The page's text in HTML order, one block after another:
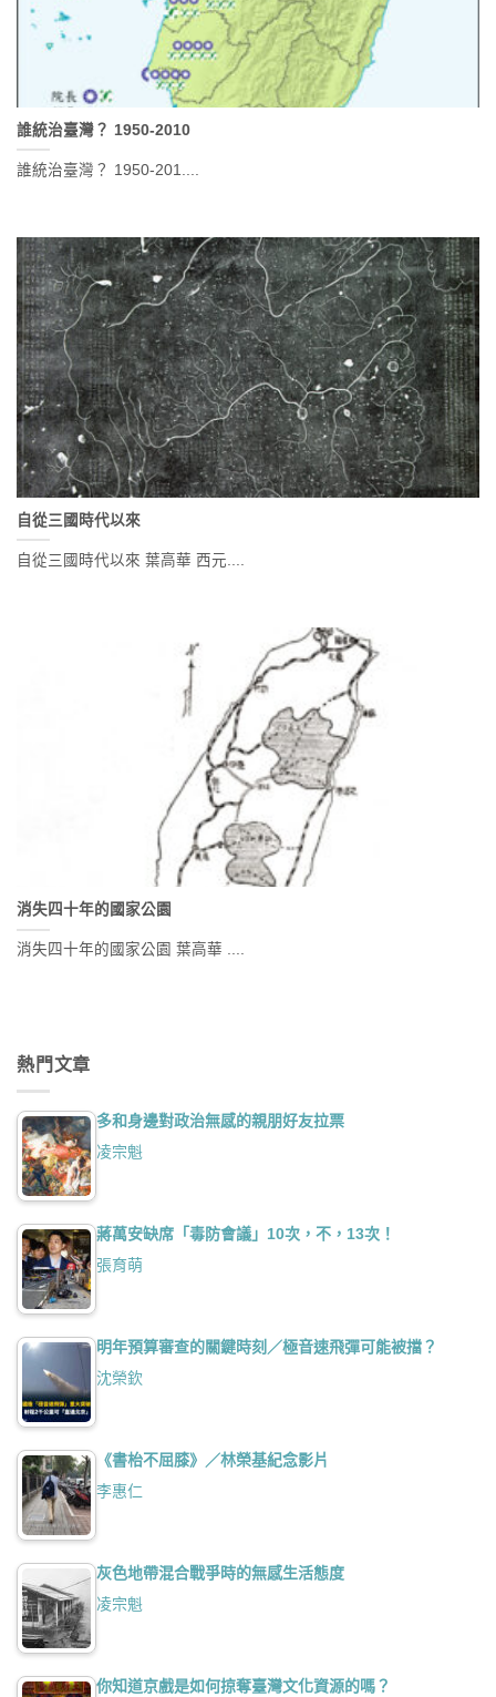
誰統治臺灣？ 1950-2010
誰統治臺灣？ 1950-201....
自從三國時代以來
自從三國時代以來 葉高華 西元....
消失四十年的國家公園
消失四十年的國家公園 葉高華 ....
熱門文章
多和身邊對政治無感的親朋好友拉票
凌宗魁
蔣萬安缺席「毒防會議」10次，不，13次！
張育萌
明年預算審查的關鍵時刻／極音速飛彈可能被擋？
沈榮欽
《書枱不屈膝》／林榮基紀念影片
李惠仁
灰色地帶混合戰爭時的無感生活態度
凌宗魁
你知道京戲是如何掠奪臺灣文化資源的嗎？